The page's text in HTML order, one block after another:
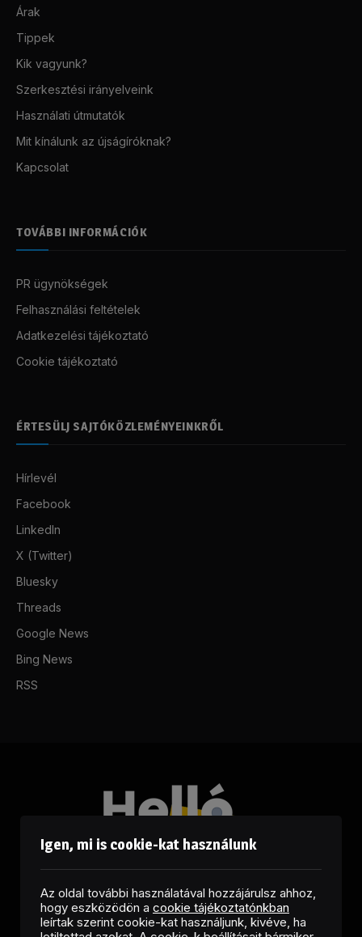
Árak
Tippek
Kik vagyunk?
Szerkesztési irányelveink
Használati útmutatók
Mit kínálunk az újságíróknak?
Kapcsolat
TOVÁBBI INFORMÁCIÓK
PR ügynökségek
Felhasználási feltételek
Adatkezelési tájékoztató
Cookie tájékoztató
ÉRTESÜLJ SAJTÓKÖZLEMÉNYEINKRŐL
Hírlevél
Facebook
LinkedIn
X (Twitter)
Bluesky
Threads
Google News
Bing News
RSS
Igen, mi is cookie-kat használunk
Az oldal további használatával hozzájárulsz ahhoz,
hogy eszközödön a cookie tájékoztatónkban
leírtak szerint cookie-kat használjunk, kivéve, ha